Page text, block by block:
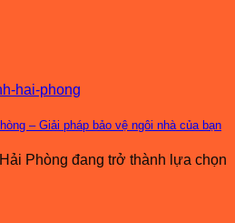
– Giải pháp bảo vệ ngôi nhà của bạn
Phòng đang trở thành lựa chọn